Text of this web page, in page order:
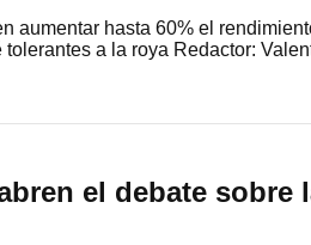
aumentar hasta 60% el
a la roya Redactor:
el debate sobre